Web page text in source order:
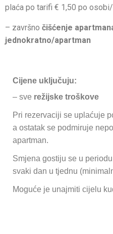
plaća po tarifi € 1,50 po
– završno čišćenje
jednokratno/apartman
Cijene uključuju:
– sve režijske troškove
Pri rezervaciji se uplaćuje
a ostatak se podmiruje
apartman.
Smjena gostiju se u
svaki dan u tjednu
Moguće je unajmiti cijelu